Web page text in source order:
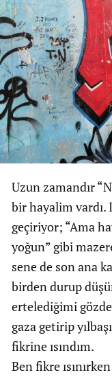
Uzun zamandır
bir hayalim vardı.
geçiriyor; “Ama
yoğun” gibi
sene de son ana
birden durup
ertelediğimi
gaza getirip
fikrine ısındım.
Ben fikre